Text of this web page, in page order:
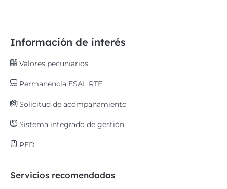
Información de interés
Valores pecuniarios
Permanencia ESAL RTE
Solicitud de acompañamiento
Sistema integrado de gestión
PED
Servicios recomendados